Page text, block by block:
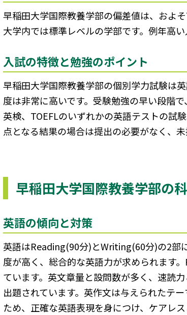
早稲田大学国際教養学部の偏差値は、およ
大学内では標準レベルの学部です。例年高い
入試の特徴と勉強のポイント
早稲田大学国際教養学部の個別学力試験は
度は非常に高いです。受験勉強の早い段階
英検、TOEFLのいずれかの英語テストの試
点となる結果の場合は提出の必要がなく、未
早稲田大学国際教養学部の
英語の傾向と対策
英語はReading(90分)とWriting(60分)の2部
度が高く、総合的な英語力が求められます
ています。英文章量と設問数が多く、速読
出題されています。英作文は与えられたテ
ため、正確な英語表現を身につけ、ケアレ